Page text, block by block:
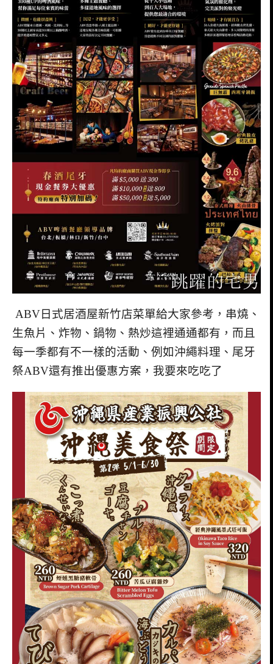
ABV日式居酒屋新竹店菜單給大家參考，串燒、
生魚片、炸物、鍋物、熱炒這裡通通都有，而且
每一季都有不一樣的活動、例如沖繩料理、尾牙
祭ABV還有推出優惠方案，我要來吃吃了